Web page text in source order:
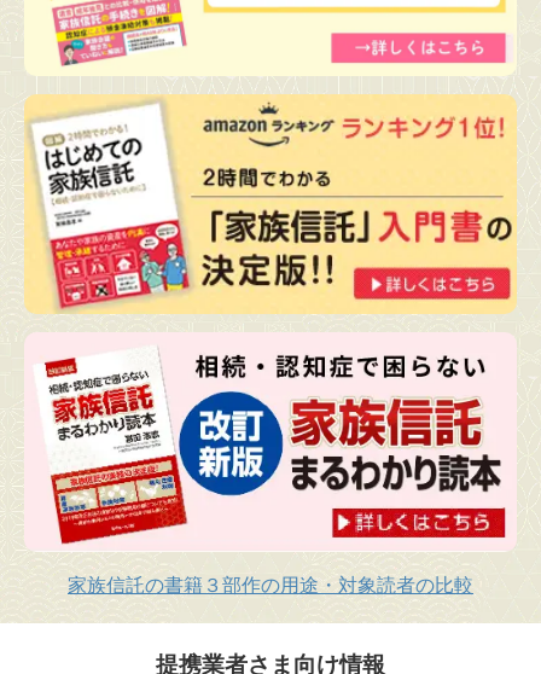
家族信託の書籍３部作の用途・対象読者の比較
提携業者さま向け情報